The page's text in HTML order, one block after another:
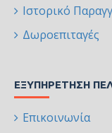
Ιστορικό
Δωροεπιταγές
ΕΞΥΠΗΡΈΤΗΣΗ
Επικοινωνία